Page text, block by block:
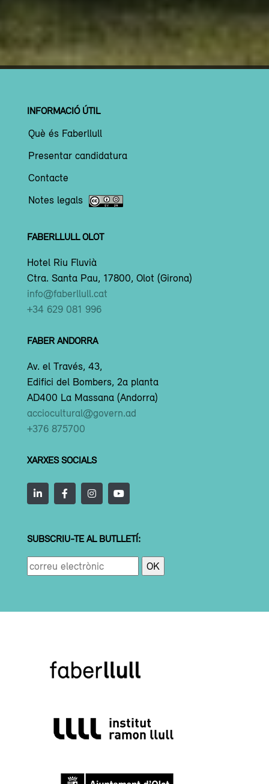
INFORMACIÓ ÚTIL
Què és Faberllull
Presentar candidatura
Contacte
Notes legals
FABERLLULL OLOT
Hotel Riu Fluvià
Ctra. Santa Pau, 17800, Olot (Girona)
info@faberllull.cat
+34 629 081 996
FABER ANDORRA
Av. el Través, 43,
Edifici del Bombers, 2a planta
AD400 La Massana (Andorra)
acciocultural@govern.ad
+376 875700
XARXES SOCIALS
SUBSCRIU-TE AL BUTLLETÍ: